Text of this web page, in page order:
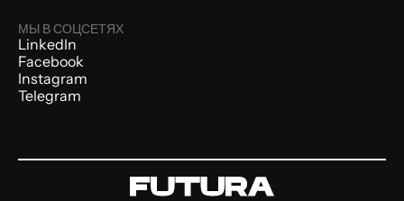
МЫ В СОЦСЕТЯХ
LinkedIn
Facebook
Instagram
Telegram